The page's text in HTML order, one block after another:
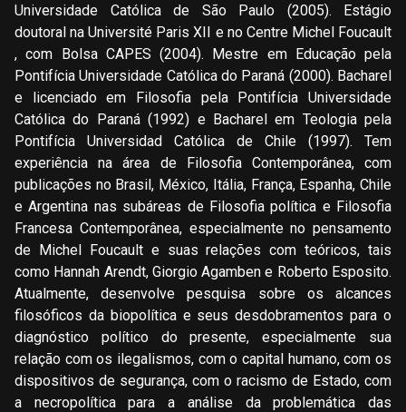
Universidade Católica de São Paulo (2005). Estágio
doutoral na Université Paris XII e no Centre Michel Foucault
, com Bolsa CAPES (2004). Mestre em Educação pela
Pontifícia Universidade Católica do Paraná (2000). Bacharel
e licenciado em Filosofia pela Pontifícia Universidade
Católica do Paraná (1992) e Bacharel em Teologia pela
Pontifícia Universidad Católica de Chile (1997). Tem
experiência na área de Filosofia Contemporânea, com
publicações no Brasil, México, Itália, França, Espanha, Chile
e Argentina nas subáreas de Filosofia política e Filosofia
Francesa Contemporânea, especialmente no pensamento
de Michel Foucault e suas relações com teóricos, tais
como Hannah Arendt, Giorgio Agamben e Roberto Esposito.
Atualmente, desenvolve pesquisa sobre os alcances
filosóficos da biopolítica e seus desdobramentos para o
diagnóstico político do presente, especialmente sua
relação com os ilegalismos, com o capital humano, com os
dispositivos de segurança, com o racismo de Estado, com
a necropolítica para a análise da problemática das